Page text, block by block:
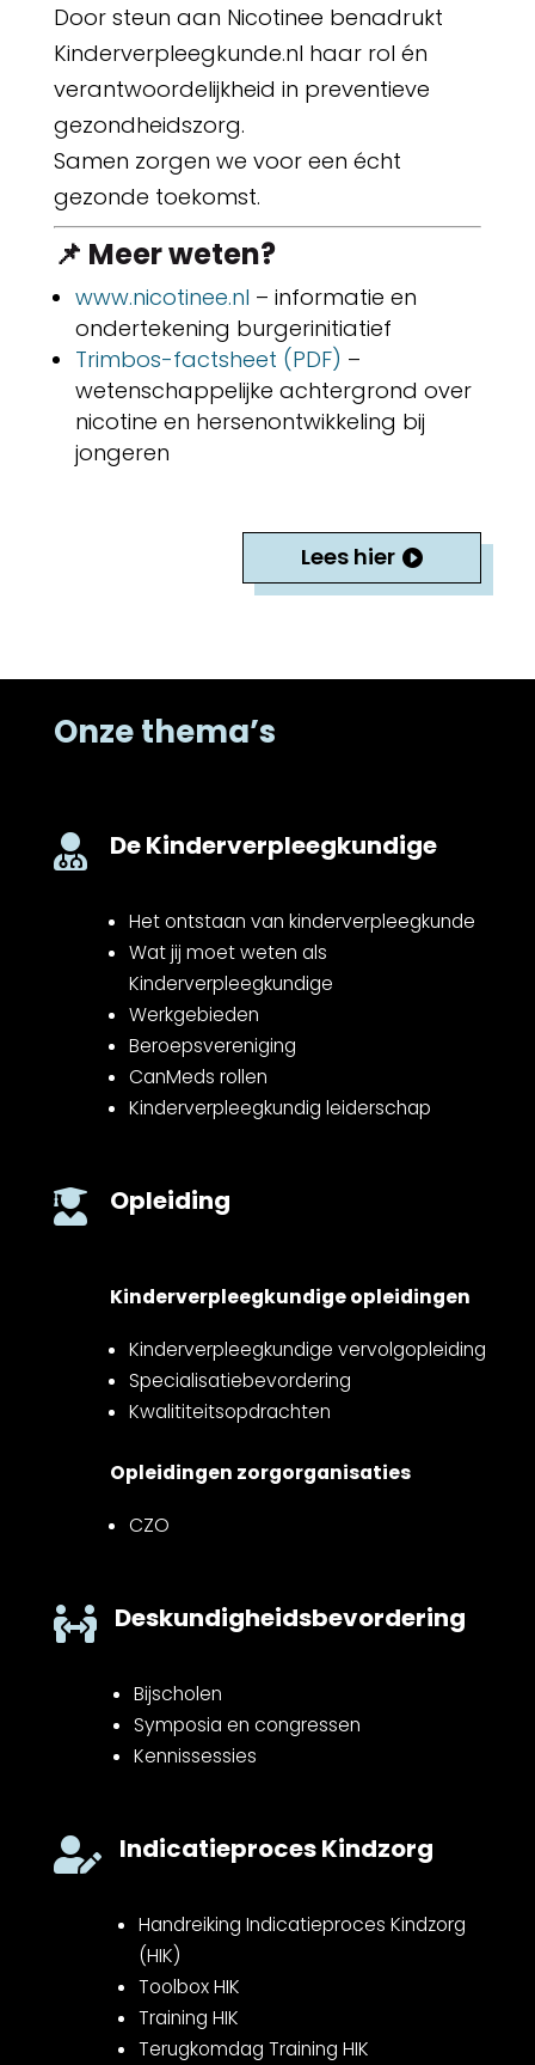
Door steun aan Nicotinee benadrukt
Kinderverpleegkunde.nl haar rol én
verantwoordelijkheid in preventieve
gezondheidszorg.
Samen zorgen we voor een écht
gezonde toekomst.
📌 Meer weten?
www.nicotinee.nl – informatie en
ondertekening burgerinitiatief
Trimbos-factsheet (PDF) –
wetenschappelijke achtergrond over
nicotine en hersenontwikkeling bij
jongeren
Lees hier
Onze thema’s
 De Kinderverpleegkundige
Het ontstaan van kinderverpleegkunde
Wat jij moet weten als
Kinderverpleegkundige
Werkgebieden
Beroepsvereniging
CanMeds rollen
Kinderverpleegkundig leiderschap
 Opleiding
Kinderverpleegkundige opleidingen
Kinderverpleegkundige vervolgopleiding
Specialisatiebevordering
Kwalititeitsopdrachten
Opleidingen zorgorganisaties
CZO
 Deskundigheidsbevordering
Bijscholen
Symposia en congressen
Kennissessies
 Indicatieproces Kindzorg
Handreiking Indicatieproces Kindzorg
(HIK)
Toolbox HIK
Training HIK
Terugkomdag Training HIK